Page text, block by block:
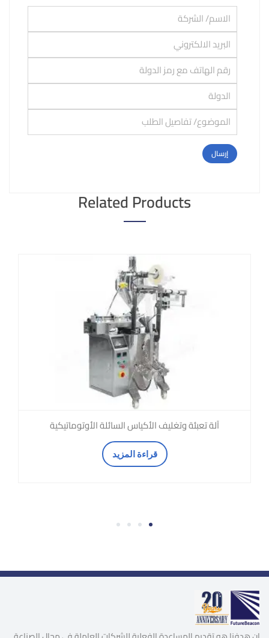
Related Products
آلة تعبئة وتغليف الأكياس السائلة الأوتوماتيكية
قراءة المزيد
1
2
3
4